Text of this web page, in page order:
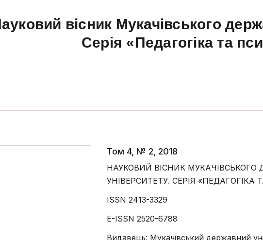
вісник Мукачівського
Серія «Педагогіка та
Том 4, № 2, 2018
НАУКОВИЙ ВІСНИК МУКАЧІВСЬКОГО
УНІВЕРСИТЕТУ. СЕРІЯ «ПЕДАГОГІКА
ISSN 2413-3329
E-ISSN 2520-6788
Видавець: Мукачівський державний